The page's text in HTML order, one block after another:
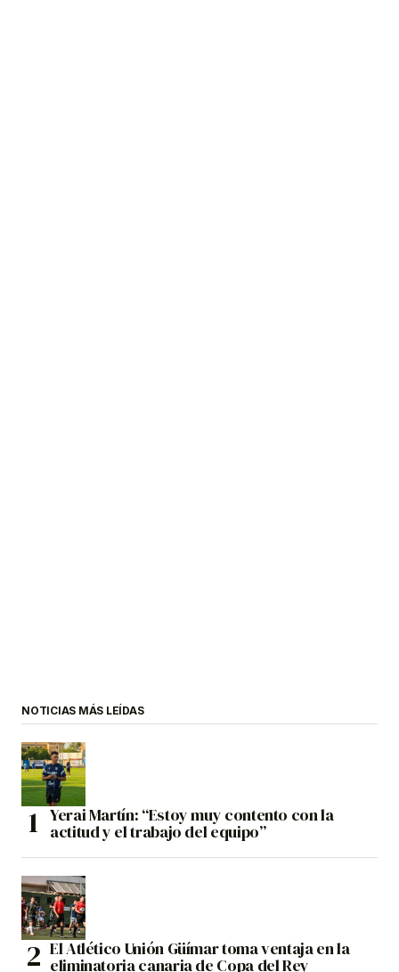
NOTICIAS MÁS LEÍDAS
Yerai Martín: “Estoy muy contento con la
actitud y el trabajo del equipo”
El Atlético Unión Güímar toma ventaja en la
eliminatoria canaria de Copa del Rey